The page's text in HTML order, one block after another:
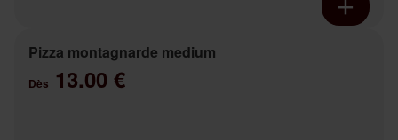
Pizza montagnarde medium
Dès 13.00 €